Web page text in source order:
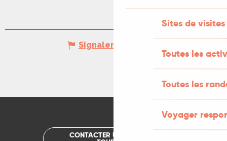
Sites de visites
Toutes les
Toutes les
Voyager
Signaler une erreur
CONTACTER UN OFFICE DE